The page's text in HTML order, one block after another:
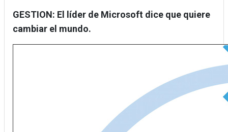
GESTION: El líder de Microsoft dice que quiere
cambiar el mundo.